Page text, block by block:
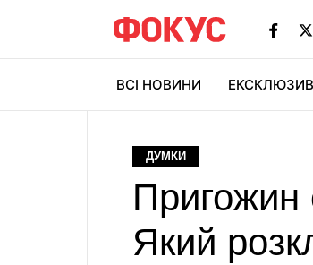
ВСІ НОВИНИ
ДУМКИ
Пригожин
Який